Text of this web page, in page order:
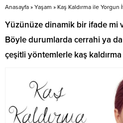
Anasayfa » Yaşam » Kaş Kaldırma ile Yorgun
Yüzünüze dinamik bir ifade mi
Böyle durumlarda cerrahi ya
çeşitli yöntemlerle kaş